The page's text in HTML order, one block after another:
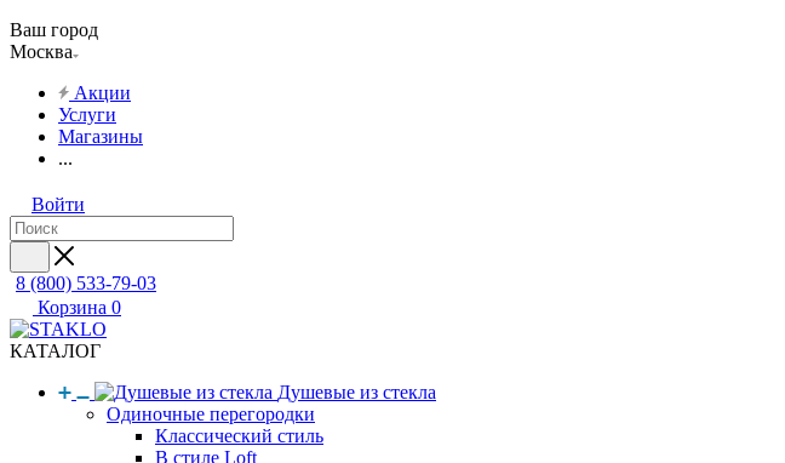
Ваш город
Москва
Акции
Услуги
Магазины
...
Войти
8 (800) 533-79-03
Корзина 0
КАТАЛОГ
Душевые из стекла
Одиночные перегородки
Классический стиль
В стиле Loft